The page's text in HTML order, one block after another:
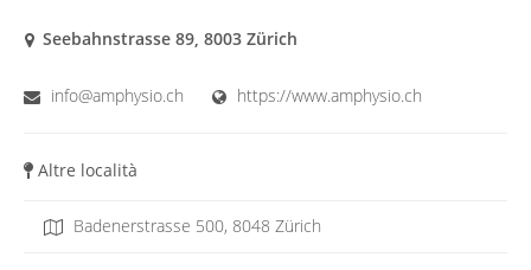
Seebahnstrasse 89, 8003 Zürich
info@amphysio.ch https://www.amphysio.ch
Altre località
Badenerstrasse 500, 8048 Zürich